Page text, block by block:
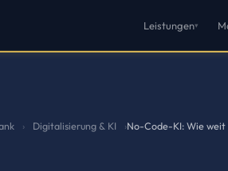
Leistungen▾
› Digitalisierung & KI ›No-Code-KI: Wie